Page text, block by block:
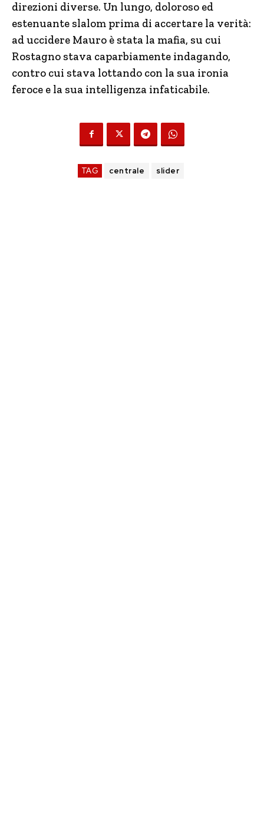
direzioni diverse. Un lungo, doloroso ed
estenuante slalom prima di accertare la verità:
ad uccidere Mauro è stata la mafia, su cui
Rostagno stava caparbiamente indagando,
contro cui stava lottando con la sua ironia
feroce e la sua intelligenza infaticabile.
TAG centrale slider